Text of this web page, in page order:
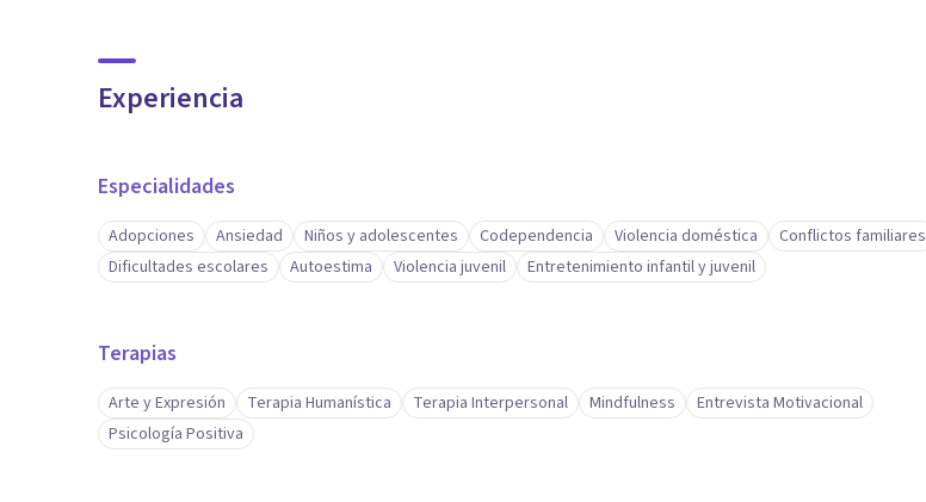
Experiencia
Especialidades
Adopciones Ansiedad Niños y adolescentes Codependencia Violencia doméstica
Conflictos familiares
Dificultades escolares
Autoestima Violencia juvenil Entretenimiento infantil y juvenil
Terapias
Arte y Expresión Terapia Humanística Terapia Interpersonal Mindfulness
Entrevista Motivacional
Psicología Positiva